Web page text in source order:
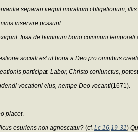
separari nequit moralium obligationum,
inservire possunt.
Ipsa de hominum bono communi
sociali est ut bona a Deo pro omnibus
participat. Labor, Christo coniunctus,
vocationi eius, nempe Deo vocanti(1671).
placet.
esuriens non agnoscatur? (cf. Lc 16,19-31)